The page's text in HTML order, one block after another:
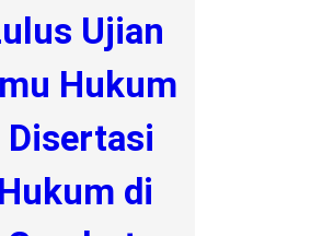
Ujian
Hukum
Disertasi
di